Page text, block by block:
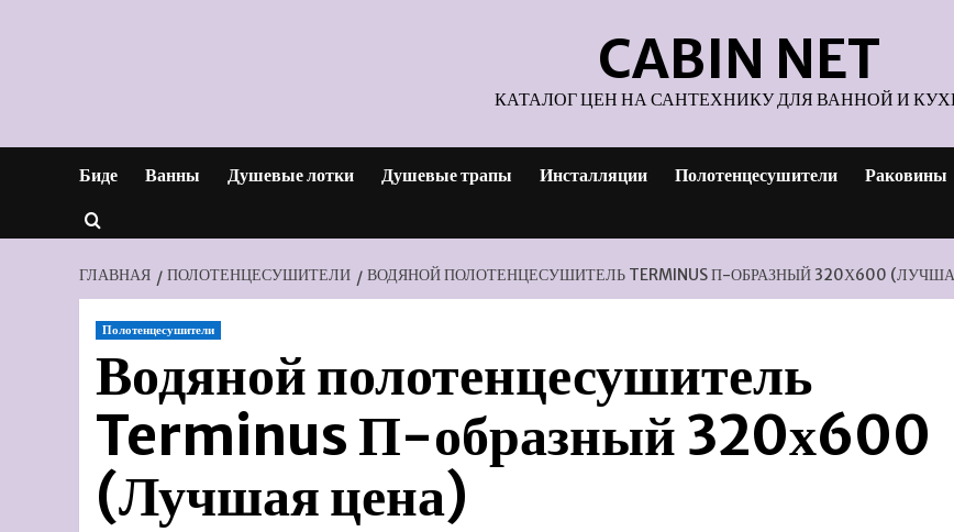
CABIN NET
КАТАЛОГ ЦЕН НА САНТЕХНИКУ ДЛЯ ВАННОЙ И
Биде Ванны Душевые лотки Душевые трапы Инсталляции Полотенцесушители Раковины
ГЛАВНАЯ ПОЛОТЕНЦЕСУШИТЕЛИ ВОДЯНОЙ ПОЛОТЕНЦЕСУШИТЕЛЬ TERMINUS П-ОБРАЗНЫЙ 320Х600
Полотенцесушители
Водяной полотенцесушитель
Terminus П-образный 320х600
(Лучшая цена)